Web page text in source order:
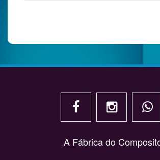
A Fábrica do